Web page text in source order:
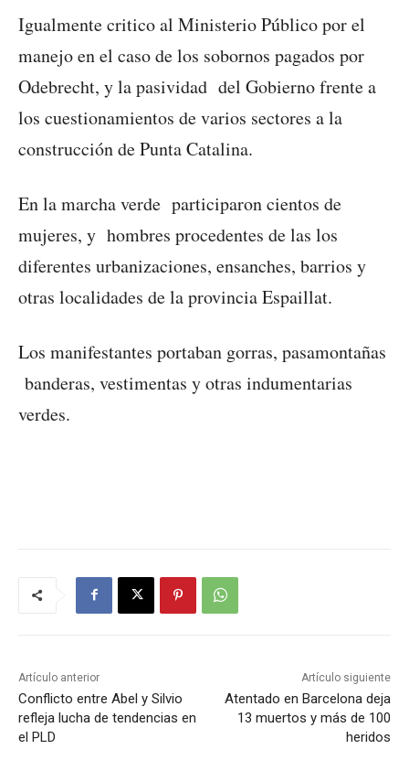
Igualmente critico al Ministerio Público por el
manejo en el caso de los sobornos pagados por
Odebrecht, y la pasividad del Gobierno frente a
los cuestionamientos de varios sectores a la
construcción de Punta Catalina.
En la marcha verde participaron cientos de
mujeres, y hombres procedentes de las los
diferentes urbanizaciones, ensanches, barrios y
otras localidades de la provincia Espaillat.
Los manifestantes portaban gorras, pasamontañas
banderas, vestimentas y otras indumentarias
verdes.
Artículo anterior
Conflicto entre Abel y Silvio
refleja lucha de tendencias en
el PLD
Artículo siguiente
Atentado en Barcelona deja
13 muertos y más de 100
heridos